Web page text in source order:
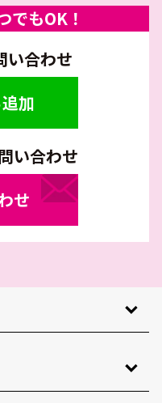
でもOK！
い合わせ
加
い合わせ
せ